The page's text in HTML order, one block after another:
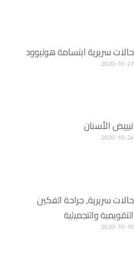
حالات سريرية ابتسامة هوليوود
2020-10-27
تبييض الأسنان
2020-10-24
حالات سريرية, جراحة الفكين
التقويمية والتجميلية
2020-10-10